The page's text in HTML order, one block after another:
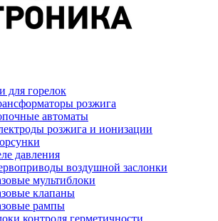
для горелок
розжига
автоматы
розжига и ионизации
давления
воздушной заслонки
мультиблоки
клапаны
рампы
контроля герметичности